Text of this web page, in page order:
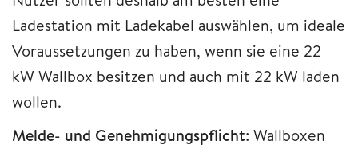
Ladestation mit Ladekabel auswählen, um ideale
Voraussetzungen zu haben, wenn sie eine 22
kW Wallbox besitzen und auch mit 22 kW laden
wollen.
Melde- und Genehmigungspflicht: Wallboxen